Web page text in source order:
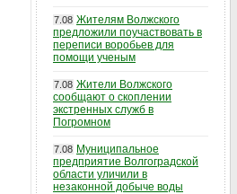
7.08 Жителям Волжского
предложили поучаствовать в
переписи воробьев для
помощи ученым
7.08 Жители Волжского
сообщают о скоплении
экстренных служб в
Погромном
7.08 Муниципальное
предприятие Волгоградской
области уличили в
незаконной добыче воды